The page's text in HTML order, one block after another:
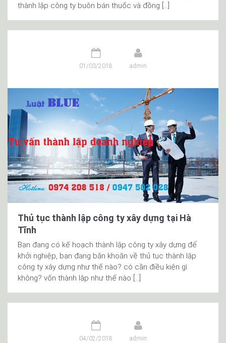
thành lập công ty buôn bán thuốc và đồng […]
01/03/2018 admin
Thủ tục thành lập công ty xây dựng tại Hà
Tĩnh
Bạn đang có kế hoạch thành lập công ty xây dựng để
khởi nghiệp, bạn đang băn khoăn về thủ tục thành lập
công ty xây dựng như thế nào? có cần điều kiện gì
không? vốn thành lập như thế nào […]
04/02/2018 admin